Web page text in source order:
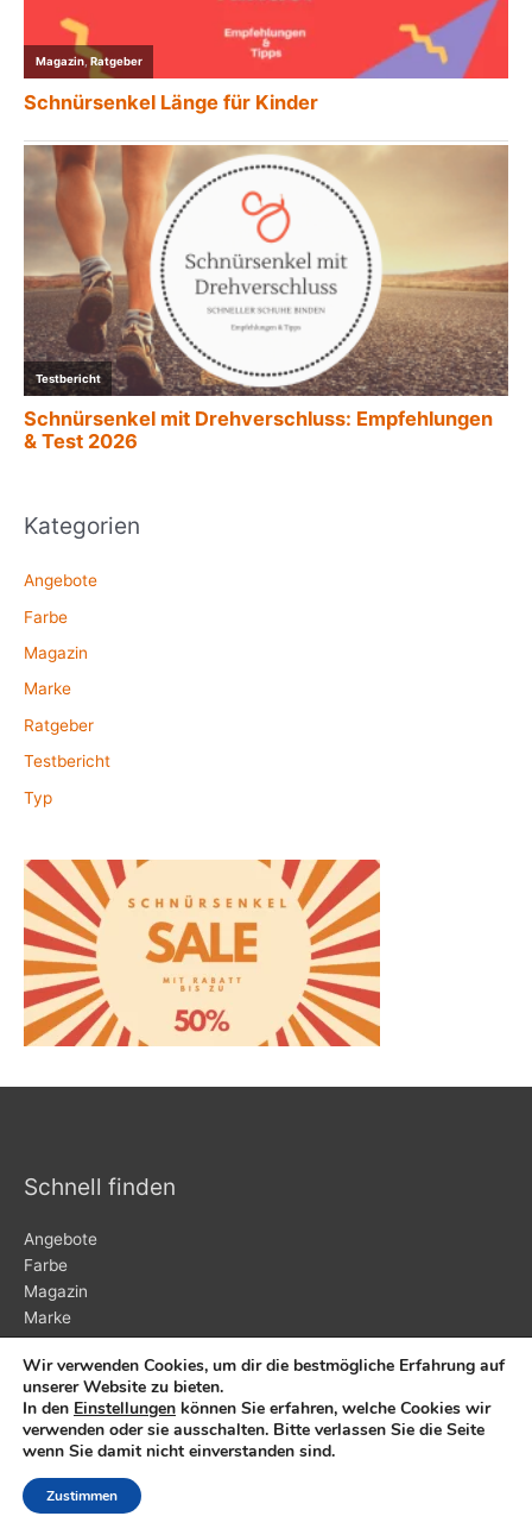
Magazin,Ratgeber
Schnürsenkel Länge für Kinder
Testbericht
Schnürsenkel mit Drehverschluss: Empfehlungen
& Test 2026
Kategorien
Angebote
Farbe
Magazin
Marke
Ratgeber
Testbericht
Typ
Schnell finden
Angebote
Farbe
Magazin
Marke
Ratgeber
Testbericht
Typ
Kurz Informiert
Wir verwenden Cookies, um dir die bestmögliche Erfahrung auf
unserer Website zu bieten.
In den Einstellungen können Sie erfahren, welche Cookies wir
verwenden oder sie ausschalten. Bitte verlassen Sie die Seite
wenn Sie damit nicht einverstanden sind.
Zustimmen